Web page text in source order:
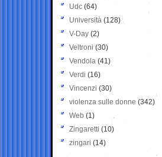
Udc (64)
Università (128)
V-Day (2)
Veltroni (30)
Vendola (41)
Verdi (16)
Vincenzi (30)
violenza sulle donne (342)
Web (1)
Zingaretti (10)
zingari (14)